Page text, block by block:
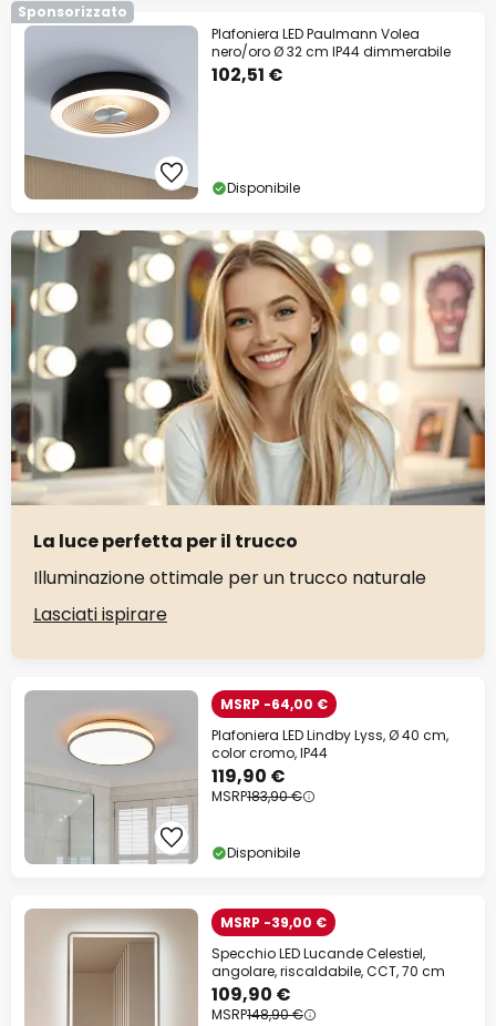
Sponsorizzato
Plafoniera LED Paulmann Volea
nero/oro Ø 32 cm IP44 dimmerabile
102,51 €
Disponibile
La luce perfetta per il trucco
Illuminazione ottimale per un trucco naturale
Lasciati ispirare
MSRP -64,00 €
Plafoniera LED Lindby Lyss, Ø 40 cm,
color cromo, IP44
119,90 €
MSRP183,90 €
Disponibile
MSRP -39,00 €
Specchio LED Lucande Celestiel,
angolare, riscaldabile, CCT, 70 cm
109,90 €
MSRP148,90 €